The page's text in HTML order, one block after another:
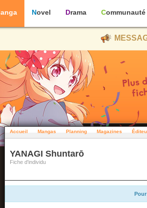
Manga Novel Drama Communauté
Accueil Mangas Planning Magazines
YANAGI Shuntarō
Fiche d'individu